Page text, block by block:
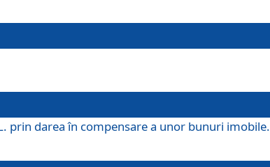
prin darea în compensare a unor bunuri imobile.